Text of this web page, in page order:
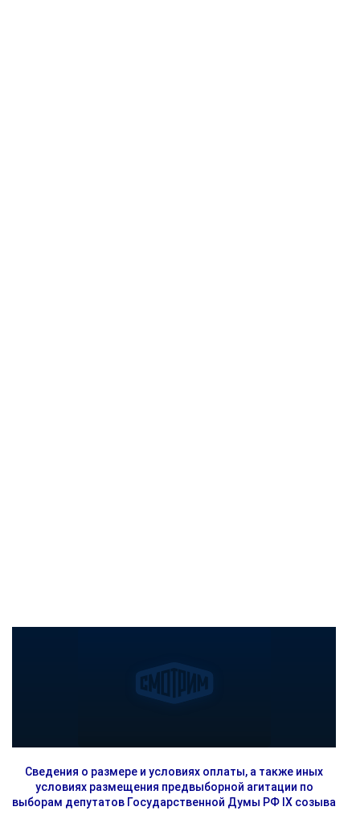
Сведения о размере и условиях оплаты, а также иных
условиях размещения предвыборной агитации по
выборам депутатов Государственной Думы РФ IX созыва